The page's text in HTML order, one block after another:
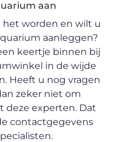
aan
het worden en wilt u
aanleggen?
keertje binnen bij
in de wijde
Heeft u nog vragen
zeker niet om
deze experten. Dat
contactgegevens